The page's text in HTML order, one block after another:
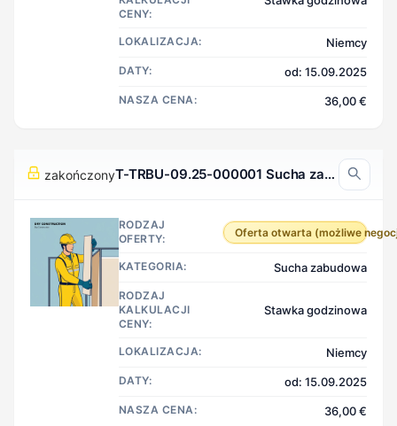
CENY:
LOKALIZACJA: Niemcy
DATY: od: 15.09.2025
NASZA CENA: 36,00 €
zakończony T-TRBU-09.25-000001 Sucha zabudowa, Niemcy
RODZAJ
OFERTY:
Oferta otwarta (możliwe
KATEGORIA: Sucha zabudowa
RODZAJ
KALKULACJI
CENY:
Stawka godzinowa
LOKALIZACJA: Niemcy
DATY: od: 15.09.2025
NASZA CENA: 36,00 €